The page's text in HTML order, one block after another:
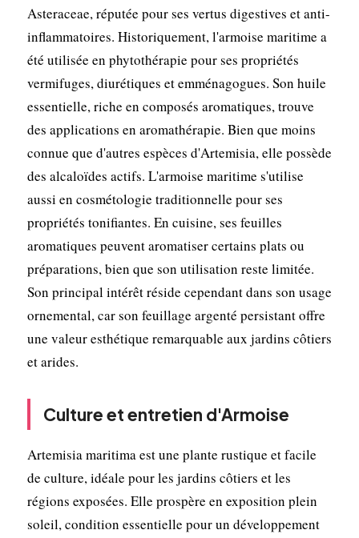
Asteraceae, réputée pour ses vertus digestives et anti-
inflammatoires. Historiquement, l'armoise maritime a
été utilisée en phytothérapie pour ses propriétés
vermifuges, diurétiques et emménagogues. Son huile
essentielle, riche en composés aromatiques, trouve
des applications en aromathérapie. Bien que moins
connue que d'autres espèces d'Artemisia, elle possède
des alcaloïdes actifs. L'armoise maritime s'utilise
aussi en cosmétologie traditionnelle pour ses
propriétés tonifiantes. En cuisine, ses feuilles
aromatiques peuvent aromatiser certains plats ou
préparations, bien que son utilisation reste limitée.
Son principal intérêt réside cependant dans son usage
ornemental, car son feuillage argenté persistant offre
une valeur esthétique remarquable aux jardins côtiers
et arides.
Culture et entretien d'Armoise
Artemisia maritima est une plante rustique et facile
de culture, idéale pour les jardins côtiers et les
régions exposées. Elle prospère en exposition plein
soleil, condition essentielle pour un développement